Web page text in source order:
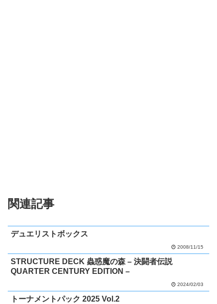
関連記事
デュエリストボックス
2008/11/15
STRUCTURE DECK 蟲惑魔の森 – 決闘者伝説
QUARTER CENTURY EDITION –
2024/02/03
トーナメントパック 2025 Vol.2